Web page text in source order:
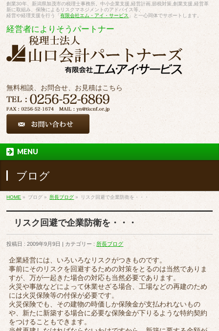
創業30年、新潟県加茂市の税理士事務所。中小企業支援,経営計画,節税対策,創業支援,経営革
新に取組み、保険によるリスクマネジメントのアドバイス等。
経営や経理支援を行う「有限会社エム・アイ・サービス 」と一心同体でサポートします。
経営者によりそうパートナー
無料相談、お問合せ、お見積はこちら
MENU
ブログ
HOME » ブログ » 所長ブログ » リスク回避で企業防衛を・・・
リスク回避で企業防衛を・・・
投稿日 : 2009年9月9日 カテゴリー : 所長ブログ
企業経営には、いろいろなリスクがつきものです。
事前にそのリスクを回避するための対策をとるのは当然でありま
すが、万が一起きた場合の対応も当然必要であります。
火災や事故などによって休業せざる場合、工場などの再建のため
には火災保険等の付保が必要です。
火災保険でも、その建物の時価しか保険金が支払われないもの
や、新たに新築する場合に必要な保険金が下りるような特約契約
をつけることもできます。